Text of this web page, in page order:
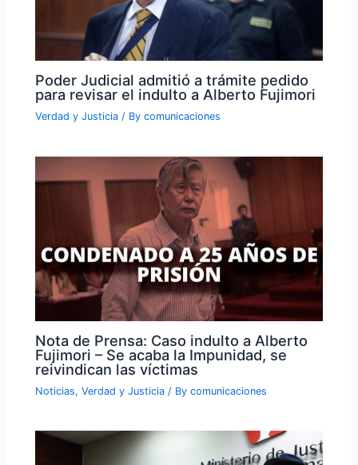
Poder Judicial admitió a trámite pedido
para revisar el indulto a Alberto Fujimori
Verdad y Justicia / Bycomunicaciones
Nota de Prensa: Caso indulto a Alberto
Fujimori – Se acaba la Impunidad, se
reivindican las víctimas
Noticias,Verdad y Justicia / Bycomunicaciones